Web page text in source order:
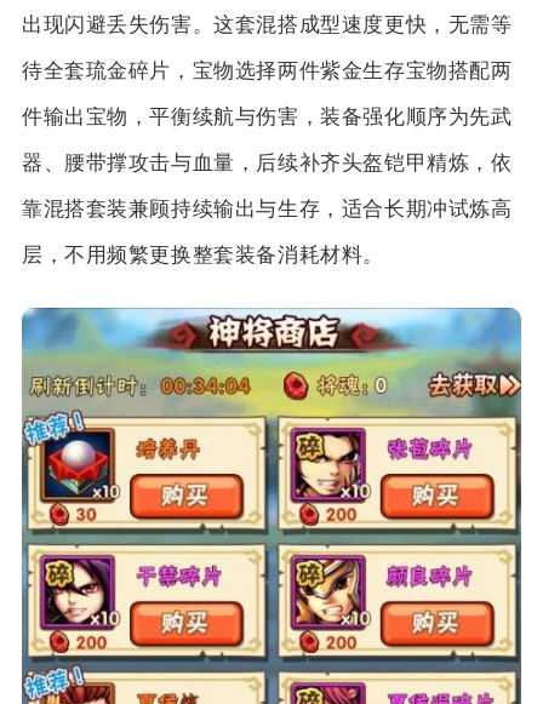
出现闪避丢失伤害。这套混搭成型速度更快，无需等
待全套琉金碎片，宝物选择两件紫金生存宝物搭配两
件输出宝物，平衡续航与伤害，装备强化顺序为先武
器、腰带撑攻击与血量，后续补齐头盔铠甲精炼，依
靠混搭套装兼顾持续输出与生存，适合长期冲试炼高
层，不用频繁更换整套装备消耗材料。